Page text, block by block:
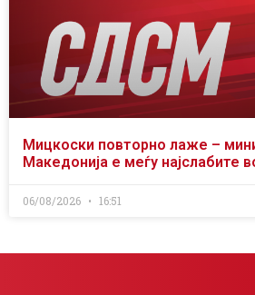
Мицкоски повторно лаже –
Македонија е меѓу најслабите
06/08/2026 16:51